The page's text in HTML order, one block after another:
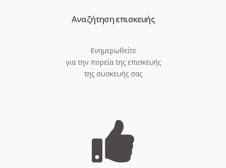
Aναζήτηση επισκευής
Ενημερωθείτε
για την πορεία της επισκευής
της συσκευής σας